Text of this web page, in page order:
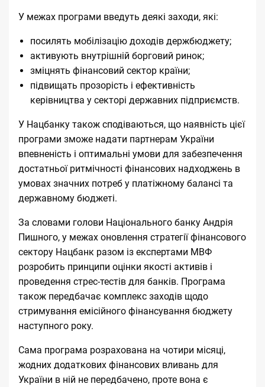
У межах програми введуть деякі заходи, які:
посилять мобілізацію доходів держбюджету;
активують внутрішній борговий ринок;
зміцнять фінансовий сектор країни;
підвищать прозорість і ефективність
керівництва у секторі державних підприємств.
У Нацбанку також сподіваються, що наявність цієї
програми зможе надати партнерам України
впевненість і оптимальні умови для забезпечення
достатньої ритмічності фінансових надходжень в
умовах значних потреб у платіжному балансі та
державному бюджеті.
За словами голови Національного банку Андрія
Пишного, у межах оновлення стратегії фінансового
сектору Нацбанк разом із експертами МВФ
розробить принципи оцінки якості активів і
проведення стрес-тестів для банків. Програма
також передбачає комплекс заходів щодо
стримування емісійного фінансування бюджету
наступного року.
Сама програма розрахована на чотири місяці,
жодних додаткових фінансових вливань для
України в ній не передбачено, проте вона є